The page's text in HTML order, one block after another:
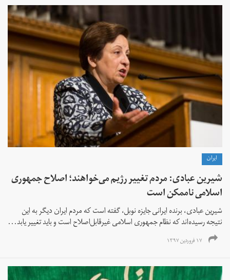
ايران
شیرین عبادی: مردم تغییر رژیم می‌خواهند؛ اصلاح جمهوری
اسلامی ناممکن است
شیرین عبادی، برنده ایرانی جایزه نوبل، گفته است که مردم ایران دیگر به این
نتیجه رسیده‌اند که نظام جمهوری اسلامی غیر‌قابل‌اصلاح است و باید تغییر یابد...
۱۷ فروردین ۱۳۹۷